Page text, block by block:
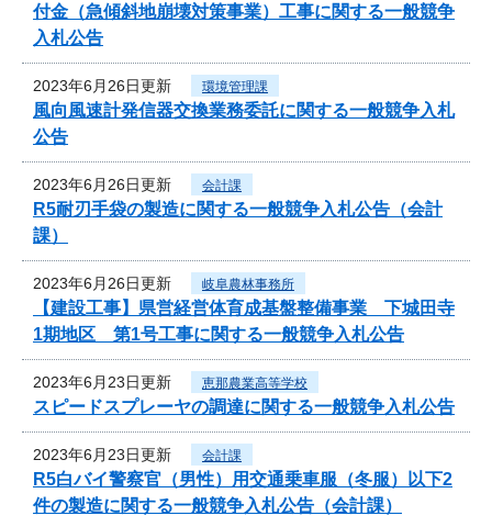
付金（急傾斜地崩壊対策事業）工事に関する一般競争
入札公告
2023年6月26日更新 環境管理課
風向風速計発信器交換業務委託に関する一般競争入札
公告
2023年6月26日更新 会計課
R5耐刃手袋の製造に関する一般競争入札公告（会計
課）
2023年6月26日更新 岐阜農林事務所
【建設工事】県営経営体育成基盤整備事業 下城田寺
1期地区 第1号工事に関する一般競争入札公告
2023年6月23日更新 恵那農業高等学校
スピードスプレーヤの調達に関する一般競争入札公告
2023年6月23日更新 会計課
R5白バイ警察官（男性）用交通乗車服（冬服）以下2
件の製造に関する一般競争入札公告（会計課）